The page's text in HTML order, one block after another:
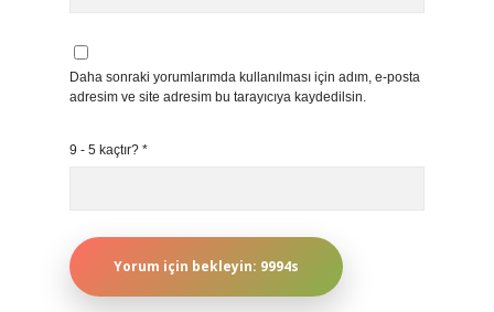
Daha sonraki yorumlarımda kullanılması için adım, e-posta
adresim ve site adresim bu tarayıcıya kaydedilsin.
9 - 5 kaçtır? *